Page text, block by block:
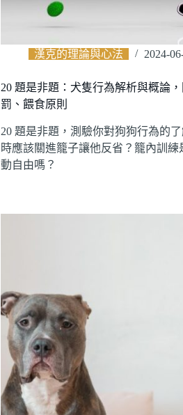
漢克的理論與心法 2024-
20 題是非題：犬隻行為解析與概論
罰、餵食原則
20 題是非題，測驗你對狗狗行為的
時應該關進籠子讓他反省？籠內訓練
動自由嗎？